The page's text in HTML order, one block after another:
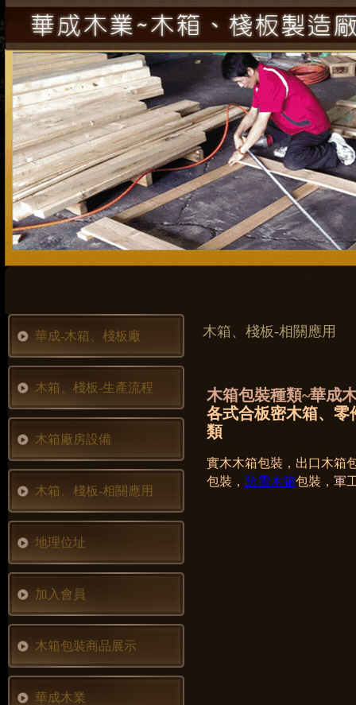
華成-木箱、棧板廠
木箱、棧板-生產流程
木箱廠房設備
木箱、棧板-相關應用
地理位址
加入會員
木箱包裝商品展示
華成木業
木箱、棧板-相關應用
木箱包裝種類~華成
各式合板密木箱、零
類
實木木箱包裝，出口木箱
包裝， 防震木箱包裝，軍